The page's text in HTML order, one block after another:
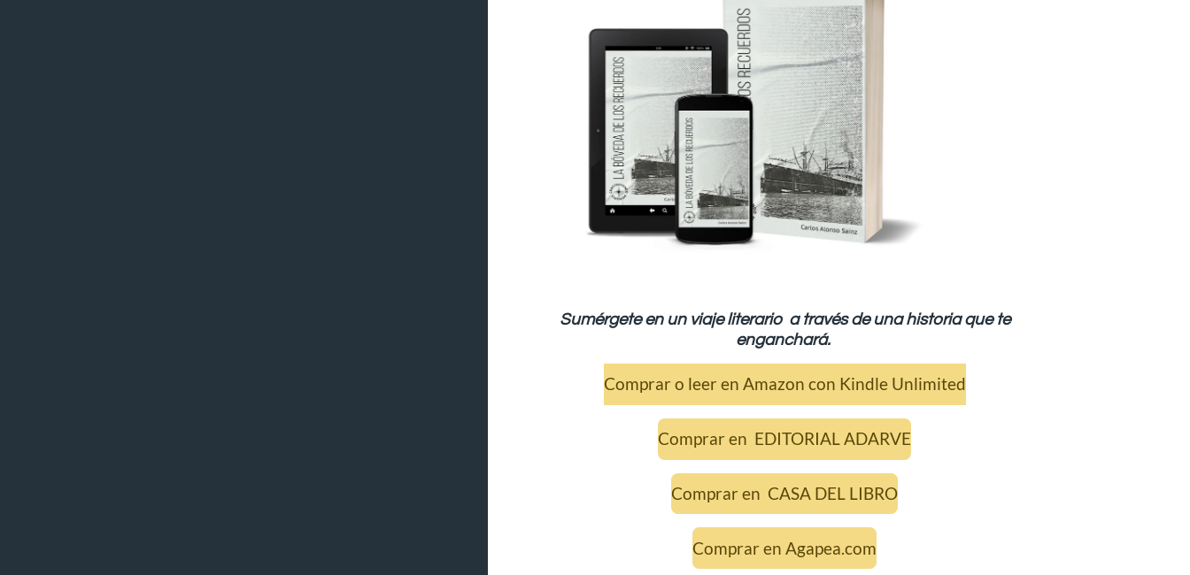
Sumérgete en un viaje literario a través de una historia que te
enganchará.
Comprar o leer en Amazon con Kindle Unlimited
Comprar en EDITORIAL ADARVE
Comprar en CASA DEL LIBRO
Comprar en Agapea.com